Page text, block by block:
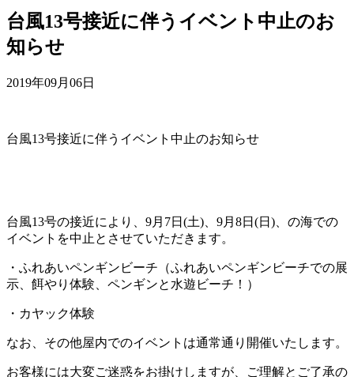
台風13号接近に伴うイベント中止のお
知らせ
2019年09月06日
台風13号接近に伴うイベント中止のお知らせ
台風13号の接近により、9月7日(土)、9月8日(日)、の海での
イベントを中止とさせていただきます。
・ふれあいペンギンビーチ（ふれあいペンギンビーチでの展
示、餌やり体験、ペンギンと水遊ビーチ！）
・カヤック体験
なお、その他屋内でのイベントは通常通り開催いたします。
お客様には大変ご迷惑をお掛けしますが、ご理解とご了承の